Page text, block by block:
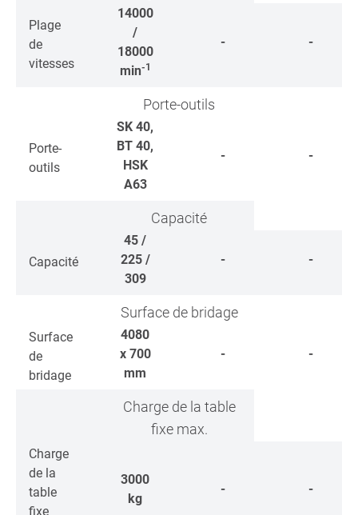
Plage
de
vitesses
14000
/
18000
min-1
- -
Porte-outils
Porte-
outils
SK 40,
BT 40,
HSK
A63
- -
Capacité
Capacité
45 /
225 /
309
- -
Surface de bridage
Surface
de
bridage
4080
x 700
mm
- -
Charge de la table
fixe max.
Charge
de la
table
fixe
3000
kg
- -